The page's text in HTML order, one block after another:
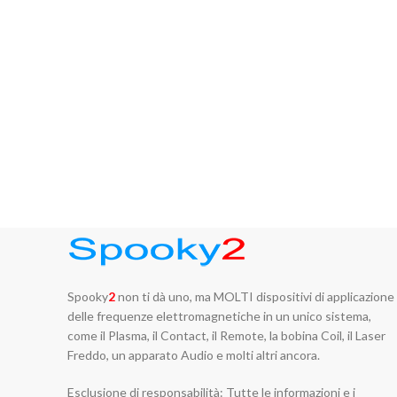
Spooky2non ti dà uno, ma MOLTI dispositivi di applicazione
delle frequenze elettromagnetiche in un unico sistema,
come il Plasma, il Contact, il Remote, la bobina Coil, il Laser
Freddo, un apparato Audio e molti altri ancora.
Esclusione di responsabilità: Tutte le informazioni e i